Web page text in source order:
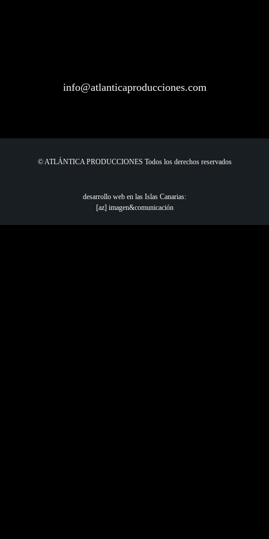
info@atlanticaproducciones.com
© ATLÁNTICA PRODUCCIONES Todos los derechos reservados
desarrollo web en las Islas Canarias:
[az] imagen&comunicación